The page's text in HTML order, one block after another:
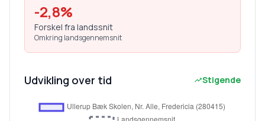
-2,8%
Forskel fra landssnit
Omkring landsgennemsnit
Udvikling over tid Stigende